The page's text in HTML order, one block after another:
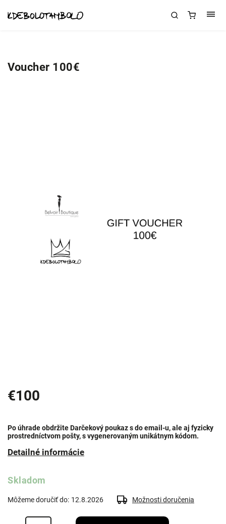
Voucher 100€
€100
Po úhrade obdržite Darčekový poukaz s do email-u, ale aj fyzicky
prostredníctvom pošty, s vygenerovaným unikátnym kódom.
Detailné informácie
Skladom
Môžeme doručiť do: 12.8.2026 Možnosti doručenia